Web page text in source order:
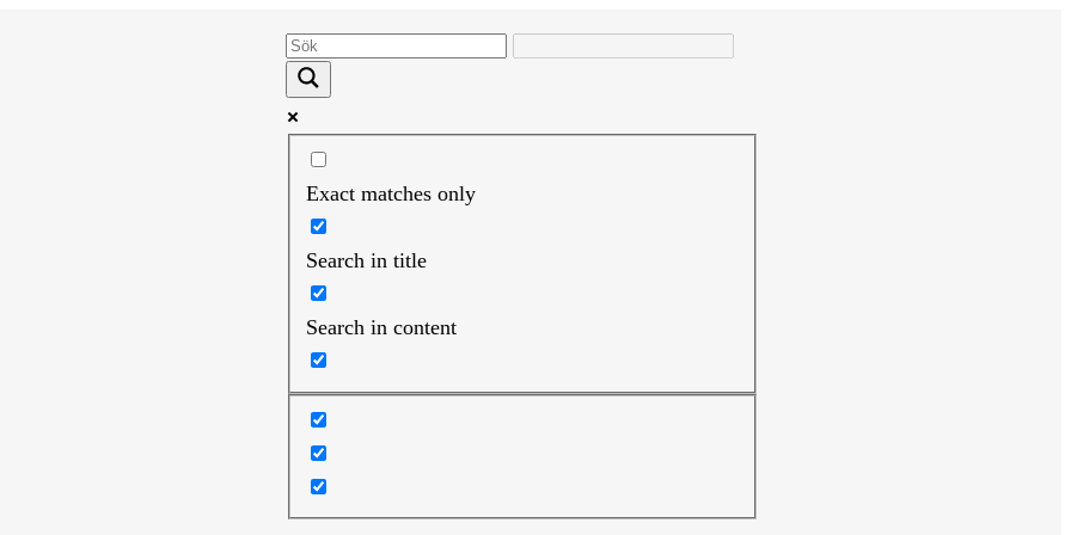
Exact matches only
Search in title
Search in content